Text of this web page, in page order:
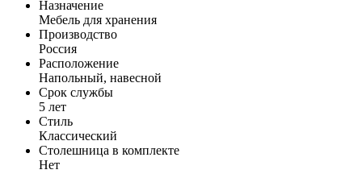
Назначение
Мебель для хранения
Производство
Россия
Расположение
Напольный, навесной
Срок службы
5 лет
Стиль
Классический
Столешница в комплекте
Нет